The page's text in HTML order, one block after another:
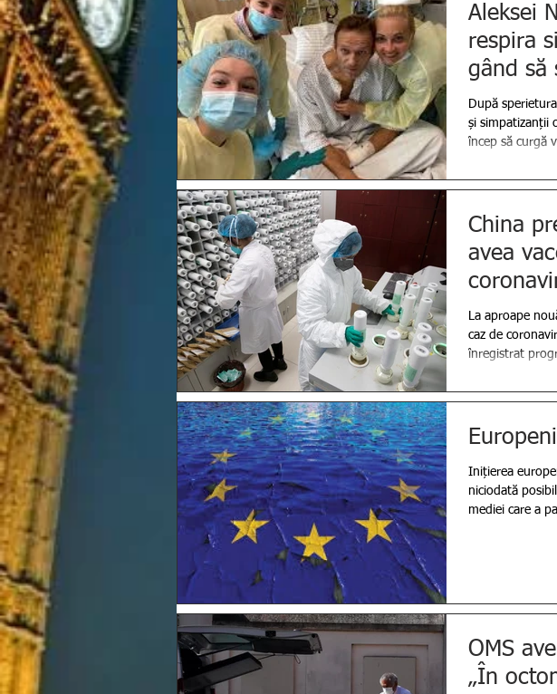
Aleksei
respira
gând să
Rusia
După
și simpatizanții
încep să curgă
China
avea
La aproape
caz de
înregistrat
Inițierea
niciodată
mediei care a
OMS
„În